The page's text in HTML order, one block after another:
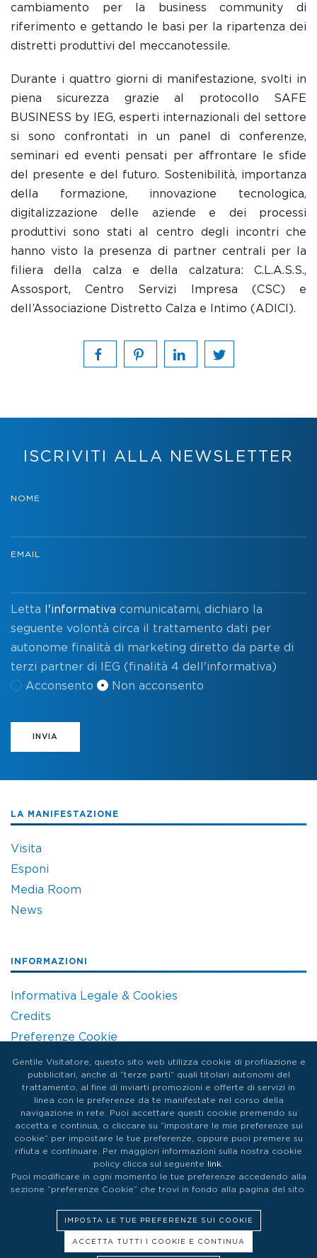
cambiamento per la business community di
riferimento e gettando le basi per la ripartenza dei
distretti produttivi del meccanotessile.
Durante i quattro giorni di manifestazione, svolti in
piena sicurezza grazie al protocollo SAFE
BUSINESS by IEG, esperti internazionali del settore
si sono confrontati in un panel di conferenze,
seminari ed eventi pensati per affrontare le sfide
del presente e del futuro. Sostenibilità, importanza
della formazione, innovazione tecnologica,
digitalizzazione delle aziende e dei processi
produttivi sono stati al centro degli incontri che
hanno visto la presenza di partner centrali per la
filiera della calza e della calzatura: C.L.A.S.S.,
Assosport, Centro Servizi Impresa (CSC) e
dell’Associazione Distretto Calza e Intimo (ADICI).
ISCRIVITI ALLA NEWSLETTER
NOME
EMAIL
Letta l'informativa comunicatami, dichiaro la
seguente volontà circa il trattamento dati per
autonome finalità di marketing diretto da parte di
terzi partner di IEG (finalità 4 dell'informativa)
Acconsento
Non acconsento
INVIA
LA MANIFESTAZIONE
Visita
Esponi
Media Room
News
INFORMAZIONI
Informativa Legale & Cookies
Credits
Preferenze Cookie
© ITALIAN EXHIBITION GROUP SpA© All rights reserved - Via
Emilia 155, 47921 Rimini - CF/PI 00139440408 - Registro
Gentile Visitatore, questo sito web utilizza cookie di profilazione e
pubblicitari, anche di “terze parti” quali titolari autonomi del
trattamento, al fine di inviarti promozioni e offerte di servizi in
linea con le preferenze da te manifestate nel corso della
navigazione in rete. Puoi accettare questi cookie premendo su
accetta e continua, o cliccare su “impostare le mie preferenze sui
cookie” per impostare le tue preferenze, oppure puoi premere su
rifiuta e continuare. Per maggiori informazioni sulla nostra cookie
policy clicca sul seguente link
Puoi modificare in ogni momento le tue preferenze accedendo alla
sezione “preferenze Cookie” che trovi in fondo alla pagina del sito.
IMPOSTA LE TUE PREFERENZE SUI COOKIE
ACCETTA TUTTI I COOKIE E CONTINUA